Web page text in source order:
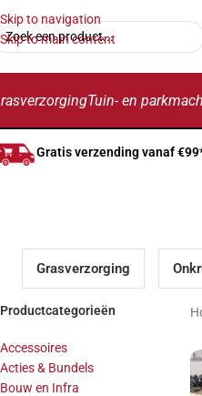
Skip to navigation
Skip to main content
Tuin- en
Gratis verzending vanaf
Grasverzorging
Productcategorieën
Accessoires
Acties & Bundels
Bouw en Infra